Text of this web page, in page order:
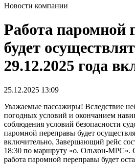
Новости компании
Работа паромной
будет
29.12.2025 года
25.12.2025 13:09
Уважаемые пассажиры! Вследствие
погодных условий и окончанием
соблюдения условий безопасности
паромной переправы будет
включительно, Завершающий рейс
18:30 по маршруту «о. Ольхон-МРС».
работа паромной переправы будет